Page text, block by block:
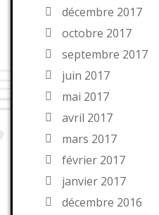
décembre 2017
octobre 2017
septembre 2017
juin 2017
mai 2017
avril 2017
mars 2017
février 2017
janvier 2017
décembre 2016